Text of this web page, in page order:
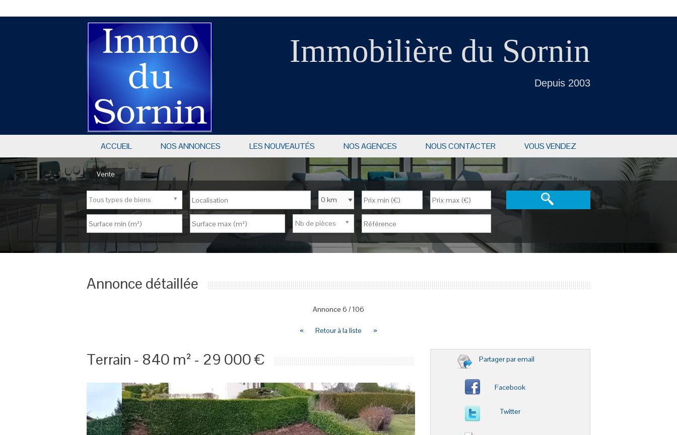
Immobilière du Sornin
Depuis 2003
ACCUEIL NOS ANNONCES LES NOUVEAUTÉS NOS AGENCES NOUS CONTACTER VOUS VENDEZ
Vente
Tous types de biens
Nb de pièces
Annonce détaillée
Annonce 6 / 106
« Retour à la liste »
Partager par email
Facebook
Twitter
Terrain - 840 m² - 29 000 €